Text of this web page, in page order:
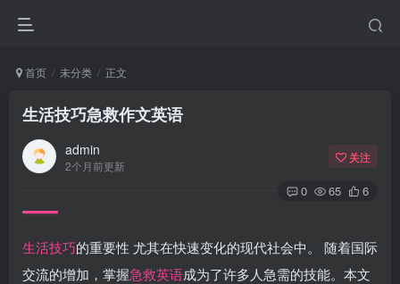
首页 未分类 正文
生活技巧急救作文英语
admin
2个月前更新
关注
0 65 6
生活技巧的重要性 尤其在快速变化的现代社会中。 随着国际
交流的增加，掌握急救英语成为了许多人急需的技能。本文